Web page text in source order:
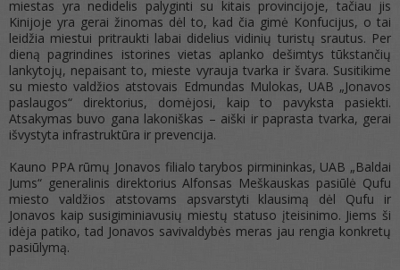
miestas yra nedidelis palyginti su kitais provincijoje, tačiau jis
Kinijoje yra gerai žinomas dėl to, kad čia gimė Konfucijus, o tai
leidžia miestui pritraukti labai didelius vidinių turistų srautus. Per
dieną pagrindines istorines vietas aplanko dešimtys tūkstančių
lankytojų, nepaisant to, mieste vyrauja tvarka ir švara. Susitikime
su miesto valdžios atstovais Edmundas Mulokas, UAB „Jonavos
paslaugos“ direktorius, domėjosi, kaip to pavyksta pasiekti.
Atsakymas buvo gana lakoniškas – aiški ir paprasta tvarka, gerai
išvystyta infrastruktūra ir prevencija.
Kauno PPA rūmų Jonavos filialo tarybos pirmininkas, UAB „Baldai
Jums“ generalinis direktorius Alfonsas Meškauskas pasiūlė Qufu
miesto valdžios atstovams apsvarstyti klausimą dėl Qufu ir
Jonavos kaip susigiminiavusių miestų statuso įteisinimo. Jiems ši
idėja patiko, tad Jonavos savivaldybės meras jau rengia konkretų
pasiūlymą.